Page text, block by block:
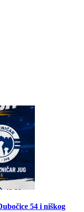
54 i niškog